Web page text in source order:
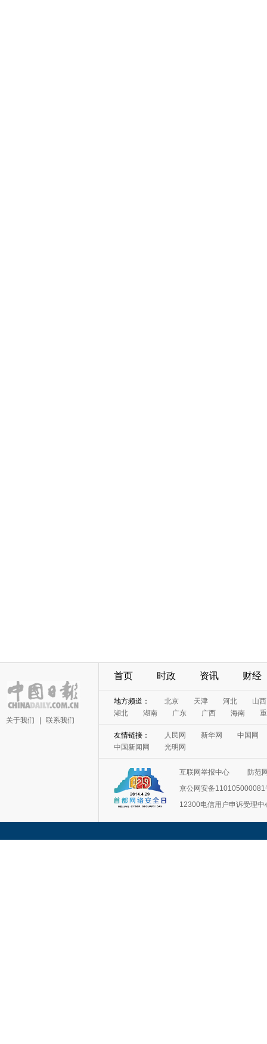
关于我们 联系我们
首页 时政 资讯 财经
地方频道： 北京 天津 河北
山西
湖北
湖南 广东 广西 海南
友情链接： 人民网 新华网
中国网
中国新闻网
光明网
互联网举报中心
防范
京公网安备110105000081
12300电信用户申诉受理中